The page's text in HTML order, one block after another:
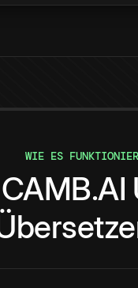
WIE ES
CAMB.AI